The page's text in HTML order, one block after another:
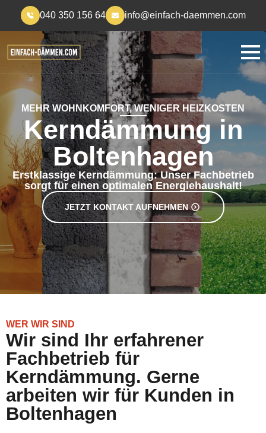
040 350 156 64 info@einfach-daemmen.com
MEHR WOHNKOMFORT, WENIGER HEIZKOSTEN
Kerndämmung in
Boltenhagen
Erstklassige Kerndämmung: Unser Fachbetrieb
sorgt für einen optimalen Energiehaushalt!
JETZT KONTAKT AUFNEHMEN
WER WIR SIND
Wir sind Ihr erfahrener
Fachbetrieb für
Kerndämmung. Gerne
arbeiten wir für Kunden in
Boltenhagen